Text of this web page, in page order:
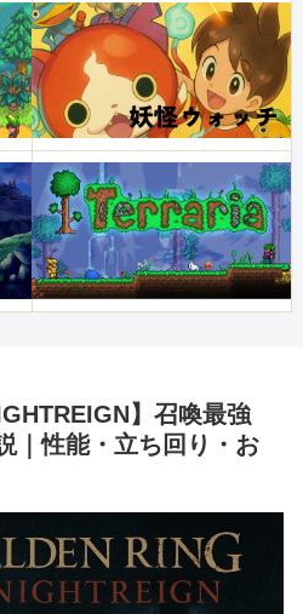
】召喚最強
｜性能・立ち回り・お